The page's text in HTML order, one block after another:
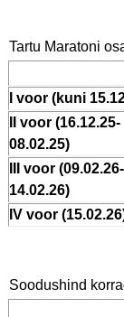
Tartu Maratoni
I voor (kuni
II voor (16.12.25-
08.02.25)
III voor (09.02.26-
14.02.26)
IV voor
Soodushind